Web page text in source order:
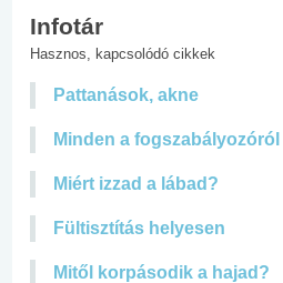
Infotár
Hasznos, kapcsolódó cikkek
Pattanások, akne
Minden a fogszabályozóról
Miért izzad a lábad?
Fültisztítás helyesen
Mitől korpásodik a hajad?